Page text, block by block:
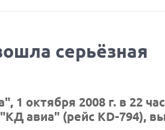
серьёзная
1 октября 2008 г. в 22
авиа" (рейс KD-794),